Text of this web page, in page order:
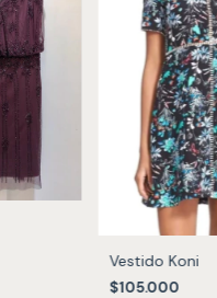
Vestido Koni
$105.000